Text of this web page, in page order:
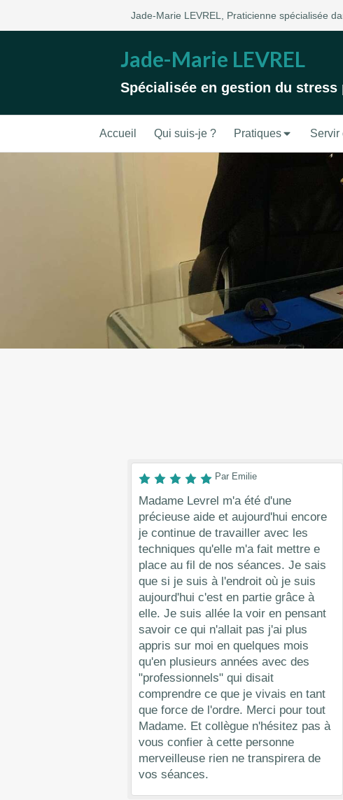
Jade-Marie LEVREL, Praticienne spécialisée
Jade-Marie LEVREL
Spécialisée en gestion du
Accueil Qui suis-je ? Pratiques Servir
Par Emilie
Madame Levrel m'a été d'une
précieuse aide et aujourd'hui encore
je continue de travailler avec les
techniques qu'elle m'a fait mettre e
place au fil de nos séances. Je sais
que si je suis à l'endroit où je suis
aujourd'hui c'est en partie grâce à
elle. Je suis allée la voir en pensant
savoir ce qui n'allait pas j'ai plus
appris sur moi en quelques mois
qu'en plusieurs années avec des
"professionnels" qui disait
comprendre ce que je vivais en tant
que force de l'ordre. Merci pour tout
Madame. Et collègue n'hésitez pas à
vous confier à cette personne
merveilleuse rien ne transpirera de
vos séances.